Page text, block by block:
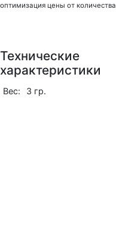
оптимизация цены от количества
Технические
характеристики
Вес: 3 гр.